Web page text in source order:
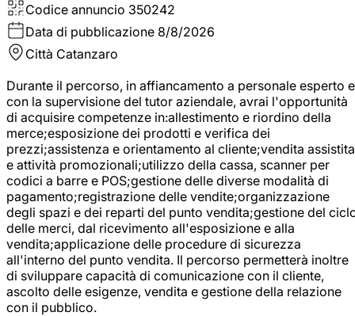
Codice annuncio 350242
Data di pubblicazione 8/8/2026
Città Catanzaro
Durante il percorso, in affiancamento a personale esperto e
con la supervisione del tutor aziendale, avrai l'opportunità
di acquisire competenze in:allestimento e riordino della
merce;esposizione dei prodotti e verifica dei
prezzi;assistenza e orientamento al cliente;vendita assistita
e attività promozionali;utilizzo della cassa, scanner per
codici a barre e POS;gestione delle diverse modalità di
pagamento;registrazione delle vendite;organizzazione
degli spazi e dei reparti del punto vendita;gestione del
delle merci, dal ricevimento all'esposizione e alla
vendita;applicazione delle procedure di sicurezza
all'interno del punto vendita. Il percorso permetterà inoltre
di sviluppare capacità di comunicazione con il cliente,
ascolto delle esigenze, vendita e gestione della relazione
con il pubblico.